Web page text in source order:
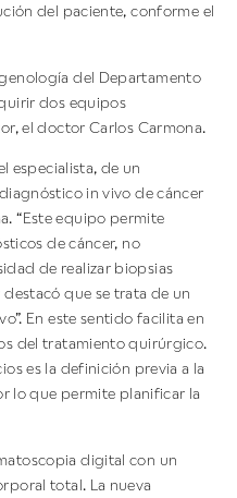
del paciente, conforme el
del Departamento
dos equipos
el doctor Carlos Carmona.
especialista, de un
in vivo de cáncer
“Este equipo permite
de cáncer, no
de realizar biopsias
que se trata de un
En este sentido facilita en
del tratamiento quirúrgico.
es la definición previa a la
lo que permite planificar la
digital con un
total. La nueva